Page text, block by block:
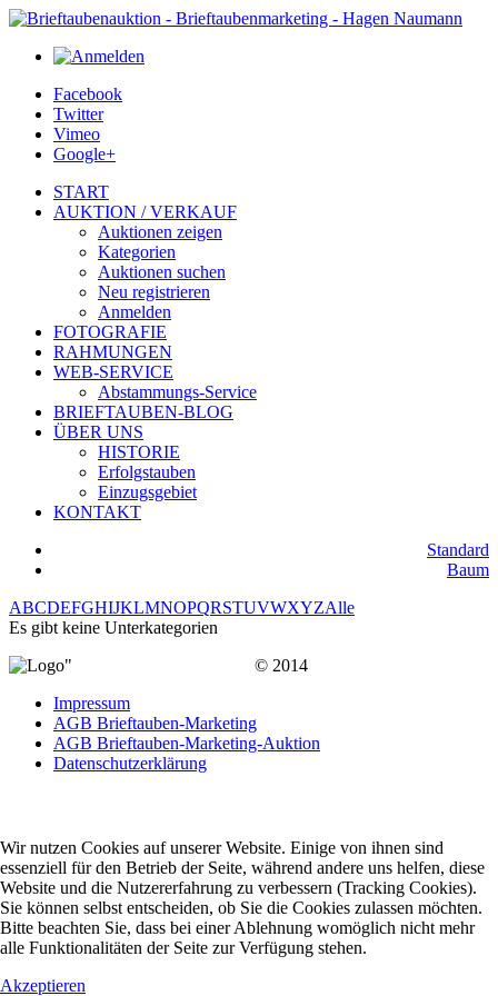
Facebook
Twitter
Vimeo
Google+
START
AUKTION / VERKAUF
Auktionen zeigen
Kategorien
Auktionen suchen
Neu registrieren
Anmelden
FOTOGRAFIE
RAHMUNGEN
WEB-SERVICE
Abstammungs-Service
BRIEFTAUBEN-BLOG
ÜBER UNS
HISTORIE
Erfolgstauben
Einzugsgebiet
KONTAKT
Standard
Baum
ABCDEFGHIJKLMNOPQRSTUVWXYZAlle
Es gibt keine Unterkategorien
© 2014
Impressum
AGB Brieftauben-Marketing
AGB Brieftauben-Marketing-Auktion
Datenschutzerklärung
Wir nutzen Cookies auf unserer Website. Einige von ihnen sind
essenziell für den Betrieb der Seite, während andere uns helfen, diese
Website und die Nutzererfahrung zu verbessern (Tracking Cookies).
Sie können selbst entscheiden, ob Sie die Cookies zulassen möchten.
Bitte beachten Sie, dass bei einer Ablehnung womöglich nicht mehr
alle Funktionalitäten der Seite zur Verfügung stehen.
Akzeptieren